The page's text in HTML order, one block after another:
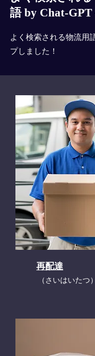
語 by Chat-GPT
よく検索される物流用
プしました！
再配達
​（さいはいたつ）